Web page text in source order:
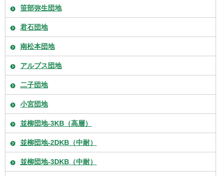
笹部弥生団地
君石団地
南松本団地
アルプス団地
二子団地
小宮団地
並柳団地-3KB（高層）
並柳団地-2DKB（中耐）
並柳団地-3DKB（中耐）